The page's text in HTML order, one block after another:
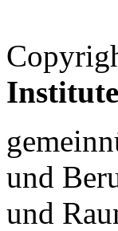
Institute
und
und